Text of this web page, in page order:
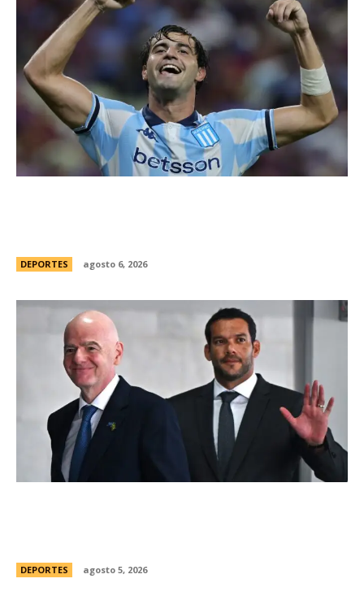
DEPORTES agosto 6, 2026
DEPORTES agosto 5, 2026